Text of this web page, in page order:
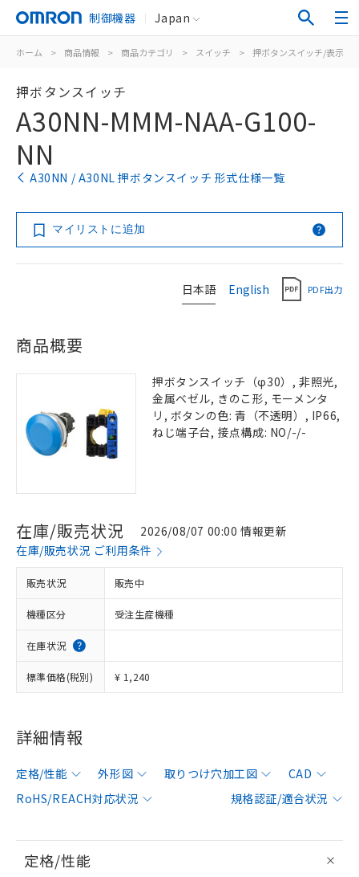
制御機器 Japan
ホーム > 商品情報 > 商品カテゴリ > スイッチ > 押ボタンスイッチ/表示灯
押ボタンスイッチ
A30NN-MMM-NAA-G100-
NN
A30NN / A30NL 押ボタンスイッチ 形式仕様一覧
マイリストに追加
日本語 English PDF出力
商品概要
押ボタンスイッチ（φ30）, 非照光,
金属ベゼル, きのこ形, モーメンタ
リ, ボタンの色: 青（不透明）, IP66,
ねじ端子台, 接点構成: NO/-/-
在庫/販売状況
2026/08/07 00:00 情報更新
在庫/販売状況 ご利用条件
販売状況 販売中
機種区分 受注生産機種
在庫状況
標準価格(税別) ¥ 1,240
詳細情報
定格/性能 外形図 取りつけ穴加工図
CAD
RoHS/REACH対応状況
規格認証/適合状況
定格/性能